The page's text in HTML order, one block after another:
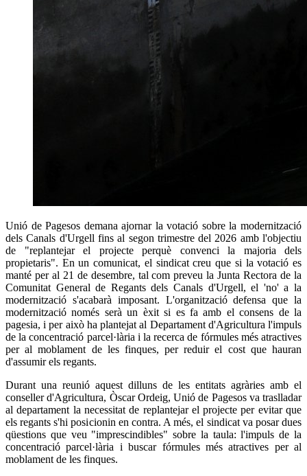
Unió de Pagesos demana ajornar la votació sobre la modernització
dels Canals d'Urgell fins al segon trimestre del 2026 amb l'objectiu
de "replantejar el projecte perquè convenci la majoria dels
propietaris". En un comunicat, el sindicat creu que si la votació es
manté per al 21 de desembre, tal com preveu la Junta Rectora de la
Comunitat General de Regants dels Canals d'Urgell, el 'no' a la
modernització s'acabarà imposant. L'organització defensa que la
modernització només serà un èxit si es fa amb el consens de la
pagesia, i per això ha plantejat al Departament d'Agricultura l'impuls
de la concentració parcel·lària i la recerca de fórmules més atractives
per al moblament de les finques, per reduir el cost que hauran
d'assumir els regants.
Durant una reunió aquest dilluns de les entitats agràries amb el
conseller d'Agricultura, Òscar Ordeig, Unió de Pagesos va traslladar
al departament la necessitat de replantejar el projecte per evitar que
els regants s'hi posicionin en contra. A més, el sindicat va posar dues
qüestions que veu "imprescindibles" sobre la taula: l'impuls de la
concentració parcel·lària i buscar fórmules més atractives per al
moblament de les finques.